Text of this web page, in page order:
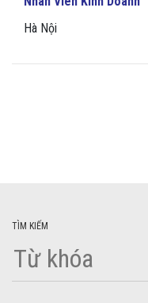
Hà Nội
TÌM KIẾM